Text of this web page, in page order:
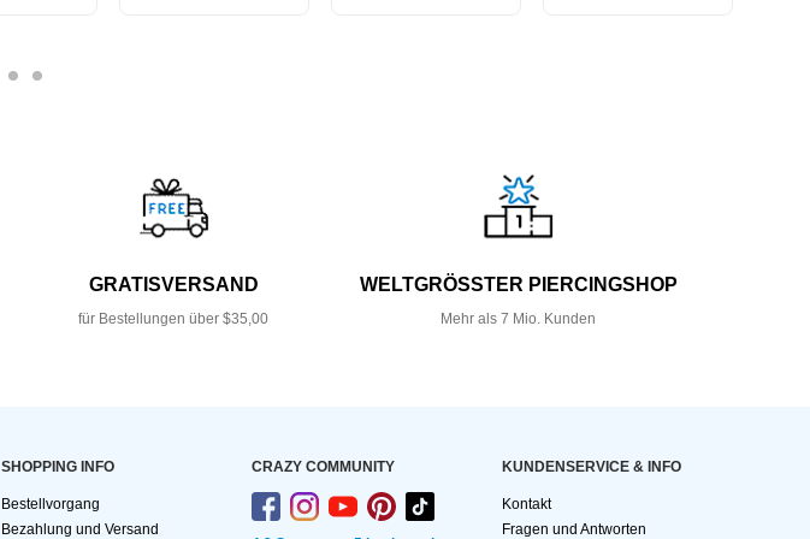
GRATISVERSAND
für Bestellungen über $35,00
WELTGRÖSSTER PIERCINGSHOP
Mehr als 7 Mio. Kunden
SHOPPING INFO
Bestellvorgang
Bezahlung und Versand
CRAZY COMMUNITY KUNDEN­SERVICE & INFO
Kontakt
Fragen und Antworten